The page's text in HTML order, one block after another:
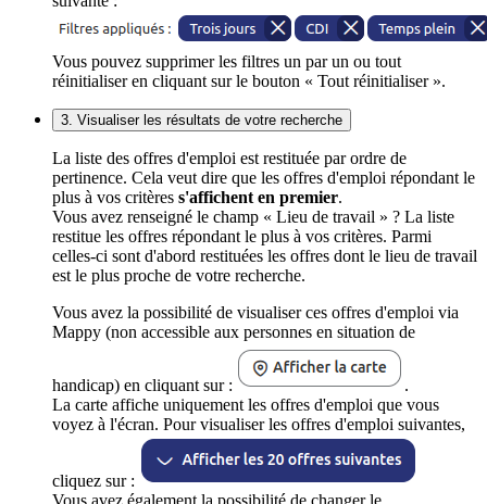
Vous pouvez supprimer les filtres un par un ou tout
réinitialiser en cliquant sur le bouton « Tout réinitialiser ».
3. Visualiser les résultats de votre recherche
La liste des offres d'emploi est restituée par ordre de
pertinence. Cela veut dire que les offres d'emploi répondant le
plus à vos critères s'affichent en premier.
Vous avez renseigné le champ « Lieu de travail » ? La liste
restitue les offres répondant le plus à vos critères. Parmi
celles-ci sont d'abord restituées les offres dont le lieu de travail
est le plus proche de votre recherche.
Vous avez la possibilité de visualiser ces offres d'emploi via
Mappy (non accessible aux personnes en situation de
handicap) en cliquant sur :
.
La carte affiche uniquement les offres d'emploi que vous
voyez à l'écran. Pour visualiser les offres d'emploi suivantes,
cliquez sur :
Vous avez également la possibilité de changer le